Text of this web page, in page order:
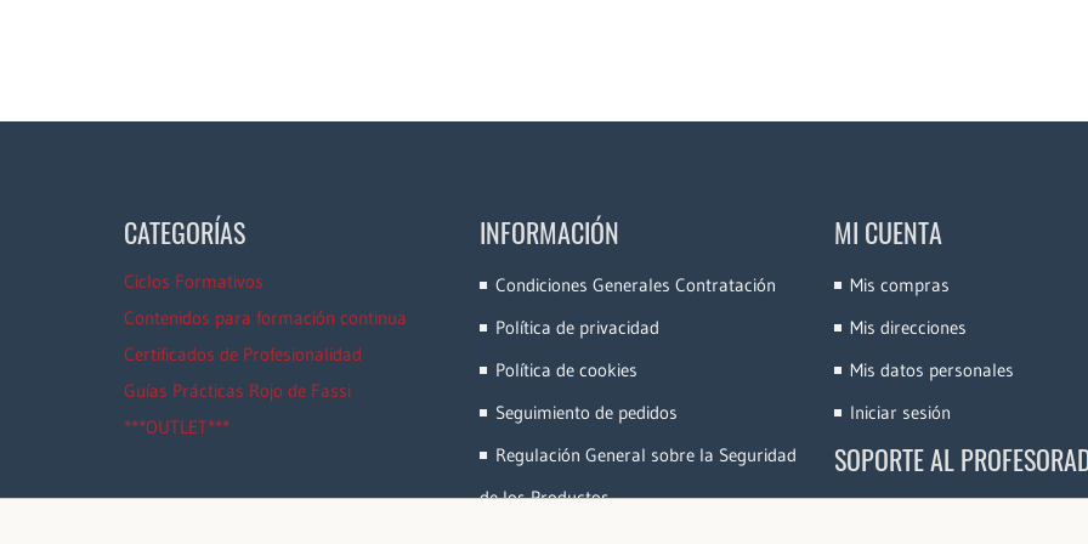
CATEGORÍAS
Ciclos Formativos
Contenidos para formación continua
Certificados de Profesionalidad
Guías Prácticas Rojo de Fassi
***OUTLET***
INFORMACIÓN
Condiciones Generales Contratación
Política de privacidad
Política de cookies
Seguimiento de pedidos
Regulación General sobre la Seguridad
de los Productos
MI CUENTA
Mis compras
Mis direcciones
Mis datos personales
Iniciar sesión
SOPORTE AL